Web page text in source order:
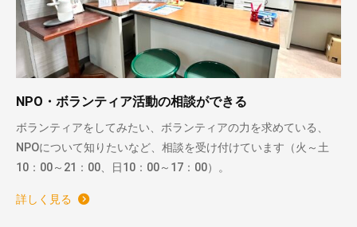
NPO・ボランティア活動の相談ができる
ボランティアをしてみたい、ボランティアの力を求めている、
NPOについて知りたいなど、相談を受け付けています（火～土
10：00～21：00、日10：00～17：00）。
詳しく見る